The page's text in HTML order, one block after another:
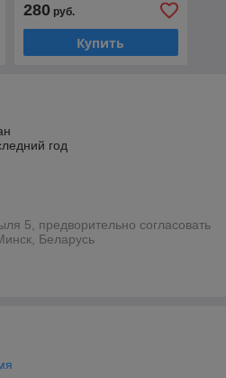
280руб.
Купить
год
5, предворительно согласовать
Беларусь